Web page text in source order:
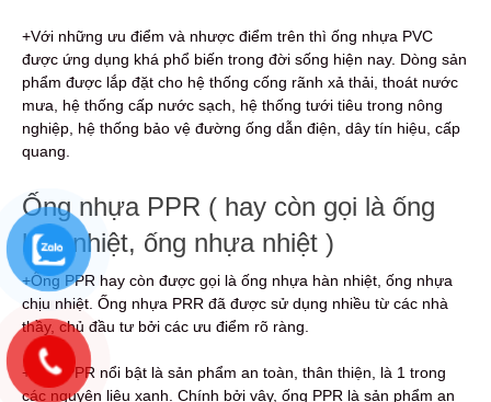
+Với những ưu điểm và nhược điểm trên thì ống nhựa PVC
được ứng dụng khá phổ biến trong đời sống hiện nay. Dòng sản
phẩm được lắp đặt cho hệ thống cống rãnh xả thải, thoát nước
mưa, hệ thống cấp nước sạch, hệ thống tưới tiêu trong nông
nghiệp, hệ thống bảo vệ đường ống dẫn điện, dây tín hiệu, cấp
quang.
Ống nhựa PPR ( hay còn gọi là ống
hàn nhiệt, ống nhựa nhiệt )
+Ống PPR hay còn được gọi là ống nhựa hàn nhiệt, ống nhựa
chịu nhiệt. Ống nhựa PRR đã được sử dụng nhiều từ các nhà
thầy, chủ đầu tư bởi các ưu điểm rõ ràng.
+Ống PPR nổi bật là sản phẩm an toàn, thân thiện, là 1 trong
các nguyên liệu xanh. Chính bởi vậy, ống PPR là sản phẩm an